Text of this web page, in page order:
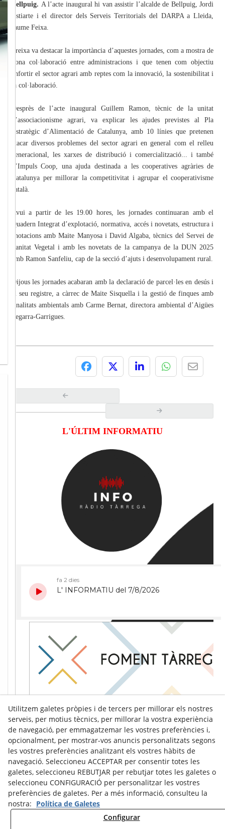
Bellpuig. A l’acte inaugural hi van assistir l’alcalde de Bellpuig, Jordi
Estiarte i el director dels Serveis Territorials del DARPA a Lleida,
Jaume Feixa.
Freixa va destacar la importància d’aquestes jornades, com a mostra de
bona col·laboració entre administracions i que tenen com objectiu
enfortir el sector agrari amb reptes com la innovació, la sostenibilitat i
la col·laboració.
Desprès de l’acte inaugural Guillem Ramon, tècnic de la unitat
d’associacionisme agrari, va explicar les ajudes previstes al Pla
Estratègic d’Alimentació de Catalunya, amb 10 línies que pretenen
atacar diversos problemes del sector agrari en general com el relleu
generacional, les xarxes de distribució i comercialització... i també
d’Impuls Coop, una ajuda destinada a les cooperatives agràries de
Catalunya per millorar la competitivitat i agrupar el cooperativisme
català.
Avui a partir de les 19.00 hores, les jornades continuaran amb el
Quadern Integrat d’explotació, normativa, accés i novetats, estructura i
anotacions amb Maite Manyosa i David Algaba, tècnics del Servei de
Sanitat Vegetal i amb les novetats de la campanya de la DUN 2025
amb Ramon Sanfeliu, cap de la secció d’ajuts i desenvolupament rural.
Dijous les jornades acabaran amb la declaració de parcel·les en desús i
el seu registre, a càrrec de Maite Sisquella i la gestió de finques amb
finalitats ambientals amb Carme Bernat, directora ambiental d’Aigües
Segarra-Garrigues.
L'ÚLTIM INFORMATIU
Utilitzem galetes pròpies i de tercers per millorar els nostres
serveis, per motius tècnics, per millorar la vostra experiència
de navegació, per emmagatzemar les vostres preferències i,
opcionalment, per mostrar-vos anuncis personalitzats segons
les vostres preferències analitzant els vostres hàbits de
navegació. Seleccioneu ACCEPTAR per consentir totes les
galetes, seleccioneu REBUTJAR per rebutjar totes les galetes o
seleccioneu CONFIGURACIÓ per personalitzar les vostres
preferències de galetes. Per a més informació, consulteu la
nostra: Política de Galetes
Configurar